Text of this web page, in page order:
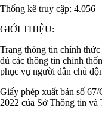
Thống kê truy cập: 4.056
GIỚI THIỆU:
Trang thông tin chính
đủ các thông tin chính
phục vụ người dân chủ
Giấy phép xuất bản số
2022 của Sở Thông tin và